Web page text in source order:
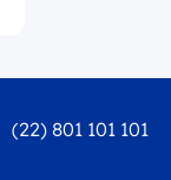
(22) 801 101 101